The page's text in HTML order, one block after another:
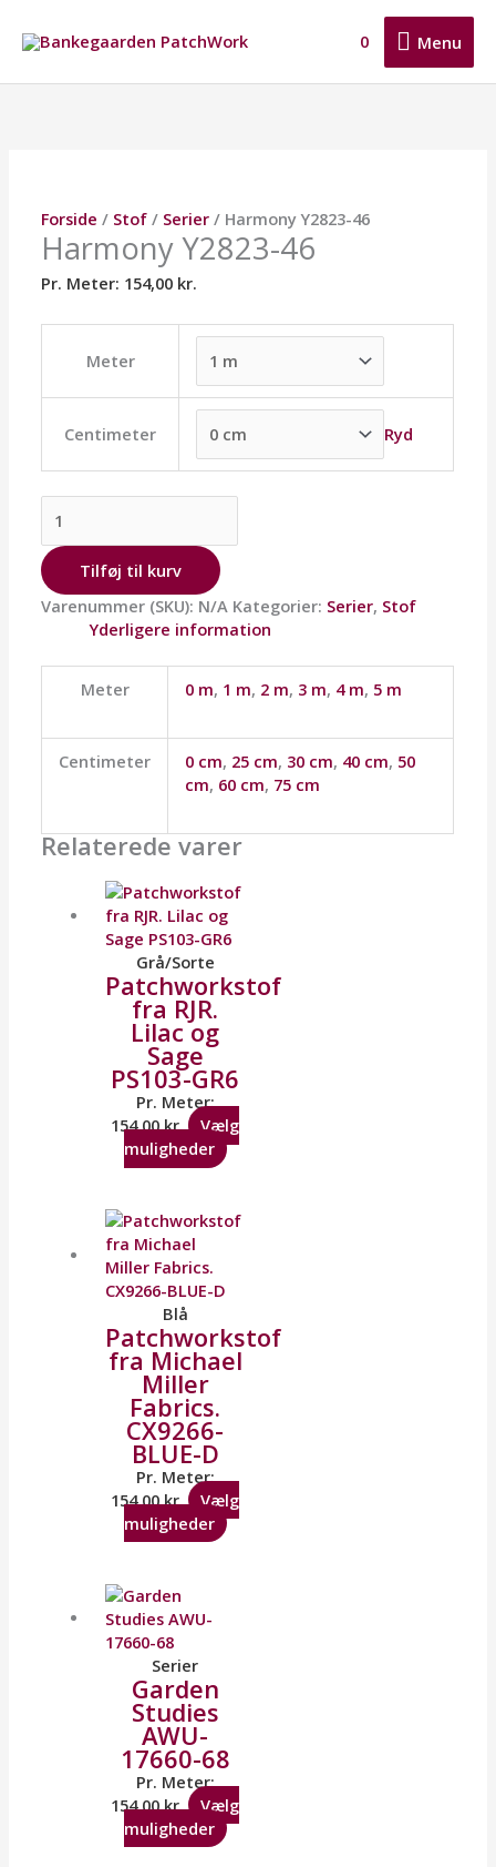
indholdet
Menu
Menu
0
Forside / Stof / Serier / Harmony Y2823-46
Harmony Y2823-46
Pr. Meter: 154,00 kr.
Meter
Centimeter Ryd
Tilføj til kurv
Varenummer (SKU): N/A Kategorier: Serier, Stof
Yderligere information
Meter 0 m, 1 m, 2 m, 3 m, 4 m, 5 m
Centimeter 0 cm, 25 cm, 30 cm, 40 cm, 50
cm, 60 cm, 75 cm
Relaterede varer
Grå/Sorte
Patchworkstof
fra RJR.
Lilac og
Sage
PS103-GR6
Pr. Meter:
154,00kr.
Vælg
muligheder
Mulighederne
kan
vælges
Blå
Patchworkstof
fra Michael
Miller
Fabrics.
CX9266-
BLUE-D
Pr. Meter:
154,00kr.
Vælg
muligheder
Mulighederne
kan
vælges
Serier
Garden
Studies
AWU-
17660-68
Pr. Meter:
154,00kr.
Vælg
muligheder
Mulighederne
kan
vælges